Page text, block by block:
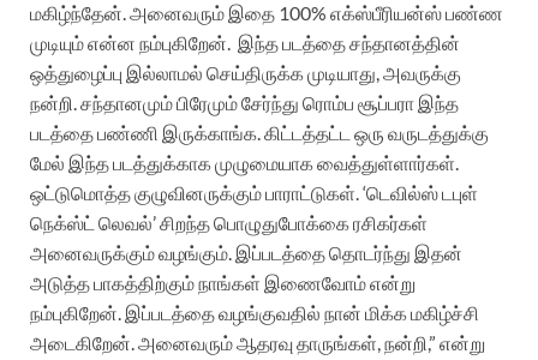
மகிழ்ந்தேன். அனைவரும் இதை 100% எக்ஸ்பீரியன்ஸ் பண்ண
முடியும் என்ன நம்புகிறேன். இந்த படத்தை சந்தானத்தின்
ஒத்துழைப்பு இல்லாமல் செய்திருக்க முடியாது, அவருக்கு
நன்றி. சந்தானமும் பிரேமும் சேர்ந்து ரொம்ப சூப்பரா இந்த
படத்தை பண்ணி இருக்காங்க. கிட்டத்தட்ட ஒரு வருடத்துக்கு
மேல் இந்த படத்துக்காக முழுமையாக வைத்துள்ளார்கள்.
ஒட்டுமொத்த குழுவினருக்கும் பாராட்டுகள்.‘டெவில்ஸ் டபுள்
நெக்ஸ்ட் லெவல்’ சிறந்த பொழுதுபோக்கை ரசிகர்கள்
அனைவருக்கும் வழங்கும். இப்படத்தை தொடர்ந்து இதன்
அடுத்த பாகத்திற்கும் நாங்கள் இணைவோம் என்று
நம்புகிறேன். இப்படத்தை வழங்குவதில் நான் மிக்க மகிழ்ச்சி
அடைகிறேன். அனைவரும் ஆதரவு தாருங்கள், நன்றி,” என்று